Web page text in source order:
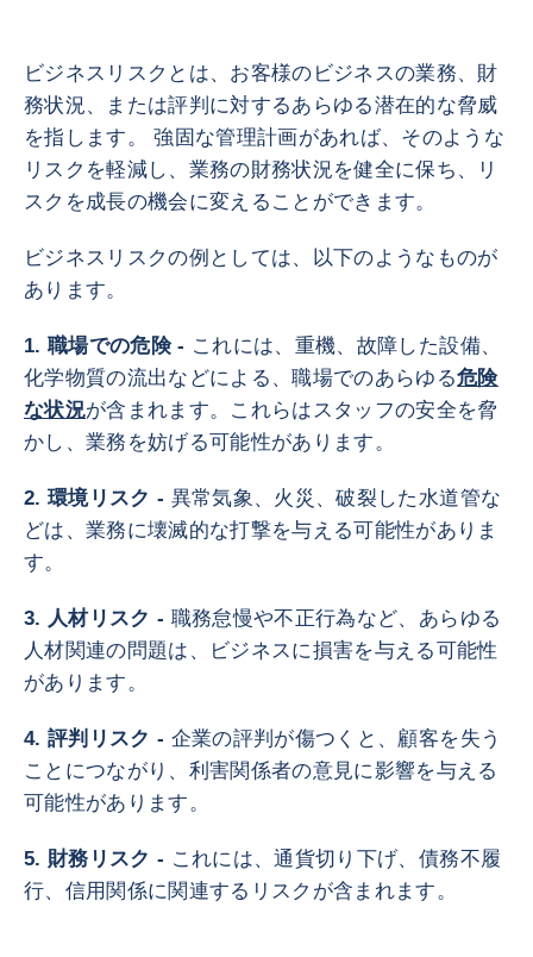
ビジネスリスクとは、お客様のビジネスの業務、財
務状況、または評判に対するあらゆる潜在的な脅威
を指します。 強固な管理計画があれば、そのような
リスクを軽減し、業務の財務状況を健全に保ち、リ
スクを成長の機会に変えることができます。
ビジネスリスクの例としては、以下のようなものが
あります。
1. 職場での危険 - これには、重機、故障した設備、
化学物質の流出などによる、職場でのあらゆる危険
な状況が含まれます。これらはスタッフの安全を脅
かし、業務を妨げる可能性があります。
2. 環境リスク - 異常気象、火災、破裂した水道管な
どは、業務に壊滅的な打撃を与える可能性がありま
す。
3. 人材リスク - 職務怠慢や不正行為など、あらゆる
人材関連の問題は、ビジネスに損害を与える可能性
があります。
4. 評判リスク - 企業の評判が傷つくと、顧客を失う
ことにつながり、利害関係者の意見に影響を与える
可能性があります。
5. 財務リスク - これには、通貨切り下げ、債務不履
行、信用関係に関連するリスクが含まれます。